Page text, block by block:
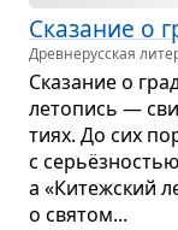
Ска­за­ние о
Древне­русская
Ска­за­ние о
лето­пись —
тиях. До сих
с
а «Китеж­ский
о свя­том...